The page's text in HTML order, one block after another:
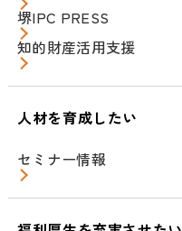
堺IPC PRESS
知的財産活用支援
人材を育成したい
セミナー情報